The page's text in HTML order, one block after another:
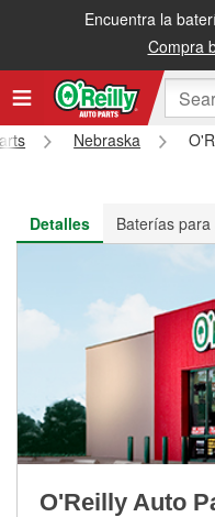
Encuentra la
Compra
Recibe tu orden gratis al
Nebraska
Detalles
Baterías
O'Reilly Auto